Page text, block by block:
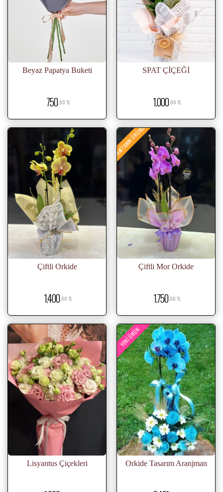
Beyaz Papatya Buketi
750,00 TL
SPAT ÇİÇEĞİ
1.000 ,00 TL
Çiftli Orkide
1.400 ,00 TL
HAFTANIN ÜRÜNÜ
Çiftli Mor Orkide
1.750 ,00 TL
Lisyantus Çiçekleri
YENI ÜRÜN
Orkide Tasarım Aranjman